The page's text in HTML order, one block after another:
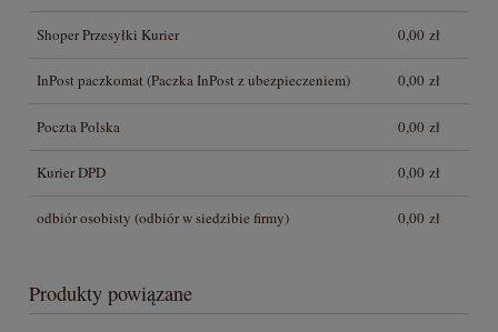
Shoper Przesyłki Kurier 0,00 zł
InPost paczkomat (Paczka InPost z ubezpieczeniem) 0,00 zł
Poczta Polska 0,00 zł
Kurier DPD 0,00 zł
odbiór osobisty (odbiór w siedzibie firmy) 0,00 zł
Produkty powiązane